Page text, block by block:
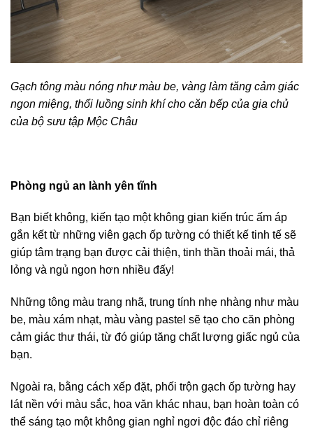
Gạch tông màu nóng như màu be, vàng làm tăng cảm giác
ngon miệng, thổi luồng sinh khí cho căn bếp của gia chủ
của bộ sưu tập Mộc Châu
Phòng ngủ an lành yên tĩnh
Bạn biết không, kiến tạo một không gian kiến trúc ấm áp
gắn kết từ những viên gạch ốp tường có thiết kế tinh tế sẽ
giúp tâm trạng bạn được cải thiện, tinh thần thoải mái, thả
lỏng và ngủ ngon hơn nhiều đấy!
Những tông màu trang nhã, trung tính nhẹ nhàng như màu
be, màu xám nhạt, màu vàng pastel sẽ tạo cho căn phòng
cảm giác thư thái, từ đó giúp tăng chất lượng giấc ngủ của
bạn.
Ngoài ra, bằng cách xếp đặt, phối trộn gạch ốp tường hay
lát nền với màu sắc, hoa văn khác nhau, bạn hoàn toàn có
thể sáng tạo một không gian nghỉ ngơi độc đáo chỉ riêng